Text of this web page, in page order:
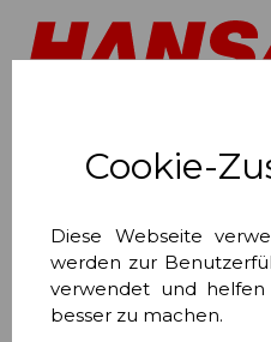
Cookie-
Diese Webseite
werden zur
verwendet und helfen
besser zu machen.